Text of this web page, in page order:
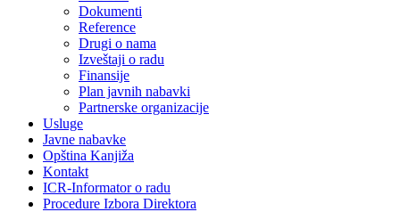
Dokumenti
Reference
Drugi o nama
Izveštaji o radu
Finansije
Plan javnih nabavki
Partnerske organizacije
Usluge
Javne nabavke
Opština Kanjiža
Kontakt
ICR-Informator o radu
Procedure Izbora Direktora